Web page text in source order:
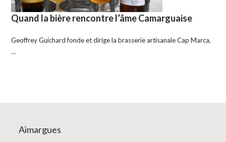
Quand la bière rencontre l’âme Camarguaise
Geoffrey Guichard fonde et dirige la brasserie artisanale Cap Marca,
…
Aimargues